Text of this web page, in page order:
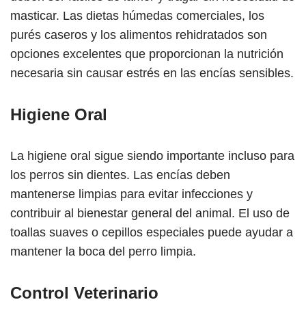
masticar. Las dietas húmedas comerciales, los
purés caseros y los alimentos rehidratados son
opciones excelentes que proporcionan la nutrición
necesaria sin causar estrés en las encías sensibles.
Higiene Oral
La higiene oral sigue siendo importante incluso para
los perros sin dientes. Las encías deben
mantenerse limpias para evitar infecciones y
contribuir al bienestar general del animal. El uso de
toallas suaves o cepillos especiales puede ayudar a
mantener la boca del perro limpia.
Control Veterinario